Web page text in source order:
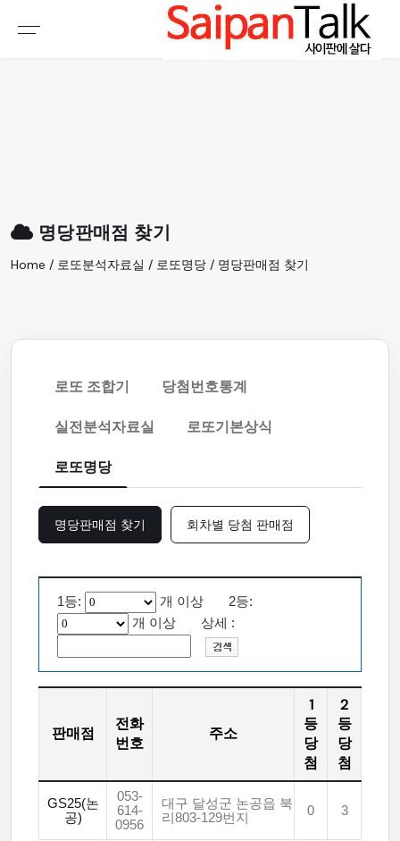
명당판매점 찾기
Home / 로또분석자료실 / 로또명당 / 명당판매점 찾기
로또 조합기
당첨번호통계
실전분석자료실
로또기본상식
로또명당
명당판매점 찾기 회차별 당첨 판매점
1등:
개 이상 2등:
개 이상 상세 :
판매점
전화
번호
주소
1
등
당
첨
2
등
당
첨
GS25(논
공)
053-
614-
0956
대구 달성군 논공읍 북
리803-129번지
0 3
여행정보
생활정보
갤러리 & 동영상